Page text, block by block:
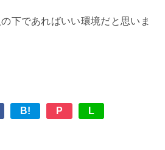
下であればいい環境だと思いま
B! P L